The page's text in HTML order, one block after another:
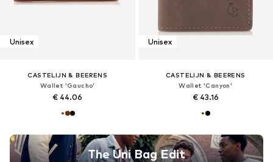
Unisex
CASTELIJN & BEERENS
Wallet 'Gaucho'
€ 44.06
The Uni Bag Edit
Unisex
CASTELIJN & BEERENS
Wallet 'Canyon'
€ 43.16